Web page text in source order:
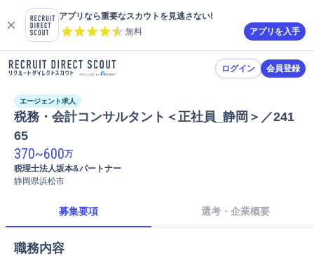
アプリなら重要なスカウトを見逃さない!
無料
アプリを入手
ログイン 会員登録
エージェント求人
税務・会計コンサルタント＜正社員_静岡＞／241
65
370~600万
税理士法人坂本&パートナー
静岡県浜松市
募集要項 選考・企業概要
職務内容